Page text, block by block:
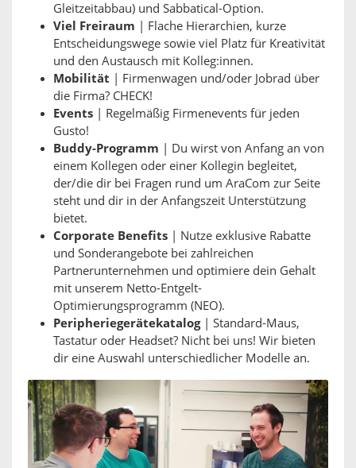
Gleitzeitabbau) und Sabbatical-Option.
Viel Freiraum | Flache Hierarchien, kurze
Entscheidungswege sowie viel Platz für Kreativität
und den Austausch mit Kolleg:innen.
Mobilität | Firmenwagen und/oder Jobrad über
die Firma? CHECK!
Events | Regelmäßig Firmenevents für jeden
Gusto!
Buddy-Programm | Du wirst von Anfang an von
einem Kollegen oder einer Kollegin begleitet,
der/die dir bei Fragen rund um AraCom zur Seite
steht und dir in der Anfangszeit Unterstützung
bietet.
Corporate Benefits | Nutze exklusive Rabatte
und Sonderangebote bei zahlreichen
Partnerunternehmen und optimiere dein Gehalt
mit unserem Netto-Entgelt-
Optimierungsprogramm (NEO).
Peripheriegerätekatalog| Standard-Maus,
Tastatur oder Headset? Nicht bei uns! Wir bieten
dir eine Auswahl unterschiedlicher Modelle an.